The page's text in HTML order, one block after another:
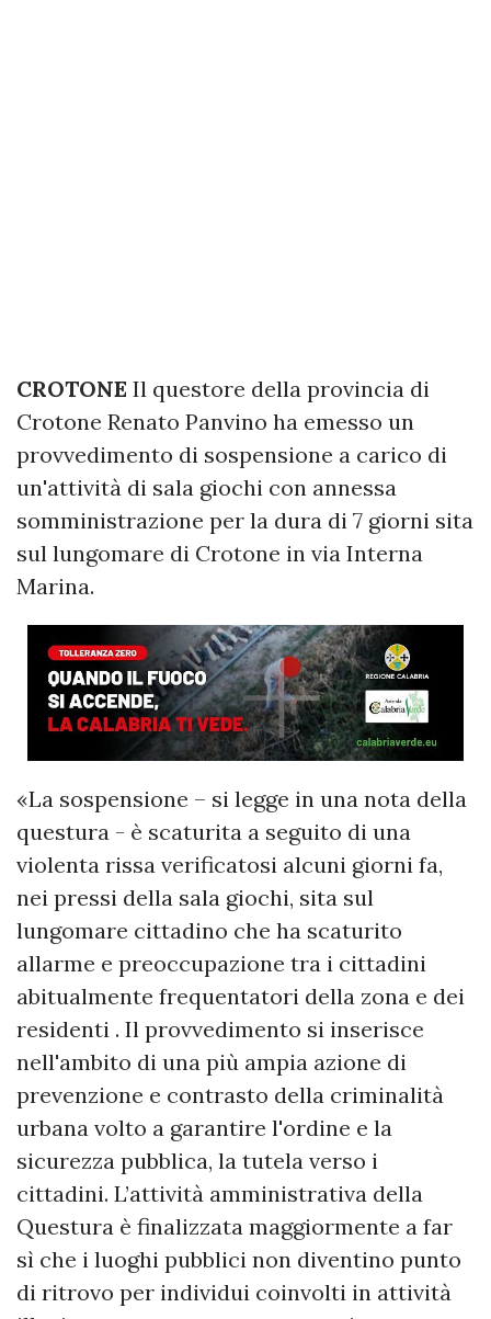
CROTONE Il questore della provincia di
Crotone Renato Panvino ha emesso un
provvedimento di sospensione a carico di
un'attività di sala giochi con annessa
somministrazione per la dura di 7 giorni sita
sul lungomare di Crotone in via Interna
Marina.
«La sospensione – si legge in una nota della
questura - è scaturita a seguito di una
violenta rissa verificatosi alcuni giorni fa,
nei pressi della sala giochi, sita sul
lungomare cittadino che ha scaturito
allarme e preoccupazione tra i cittadini
abitualmente frequentatori della zona e dei
residenti . Il provvedimento si inserisce
nell'ambito di una più ampia azione di
prevenzione e contrasto della criminalità
urbana volto a garantire l'ordine e la
sicurezza pubblica, la tutela verso i
cittadini. L’attività amministrativa della
Questura è finalizzata maggiormente a far
sì che i luoghi pubblici non diventino punto
di ritrovo per individui coinvolti in attività